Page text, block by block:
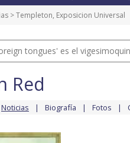
> Templeton, Exposicion Universal
tongues' es el
Red
Noticias Biografía Fotos